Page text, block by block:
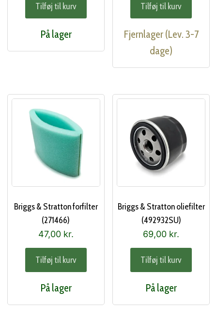
Tilføj til kurv
På lager
Tilføj til kurv
Fjernlager (Lev. 3-7
dage)
Briggs & Stratton forfilter
(271466)
47,00 kr.
Tilføj til kurv
På lager
Briggs & Stratton oliefilter
(492932SU)
69,00 kr.
Tilføj til kurv
På lager